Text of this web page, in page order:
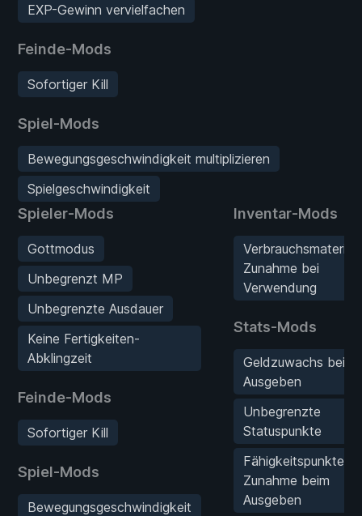
EXP-Gewinn vervielfachen
Feinde-Mods
Sofortiger Kill
Spiel-Mods
Bewegungsgeschwindigkeit multiplizieren
Spielgeschwindigkeit
Spieler-Mods
Gottmodus
Unbegrenzt MP
Unbegrenzte Ausdauer
Keine Fertigkeiten-
Abklingzeit
Feinde-Mods
Sofortiger Kill
Spiel-Mods
Bewegungsgeschwindigkeit
Inventar-Mods
Verbrauchsmaterial
Zunahme bei
Verwendung
Stats-Mods
Geldzuwachs beim
Ausgeben
Unbegrenzte
Statuspunkte
Fähigkeitspunkte
Zunahme beim
Ausgeben